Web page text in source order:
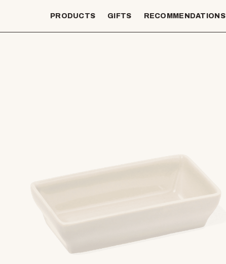
PRODUCTS GIFTS RECOMMENDATIONS